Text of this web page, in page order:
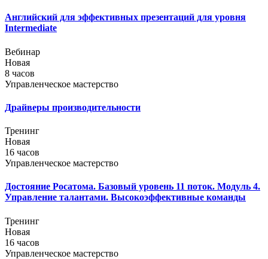
Английский для эффективных презентаций для уровня
Intermediate
Вебинар
Новая
8 часов
Управленческое мастерство
Драйверы производительности
Тренинг
Новая
16 часов
Управленческое мастерство
Достояние Росатома. Базовый уровень 11 поток. Модуль 4.
Управление талантами. Высокоэффективные команды
Тренинг
Новая
16 часов
Управленческое мастерство